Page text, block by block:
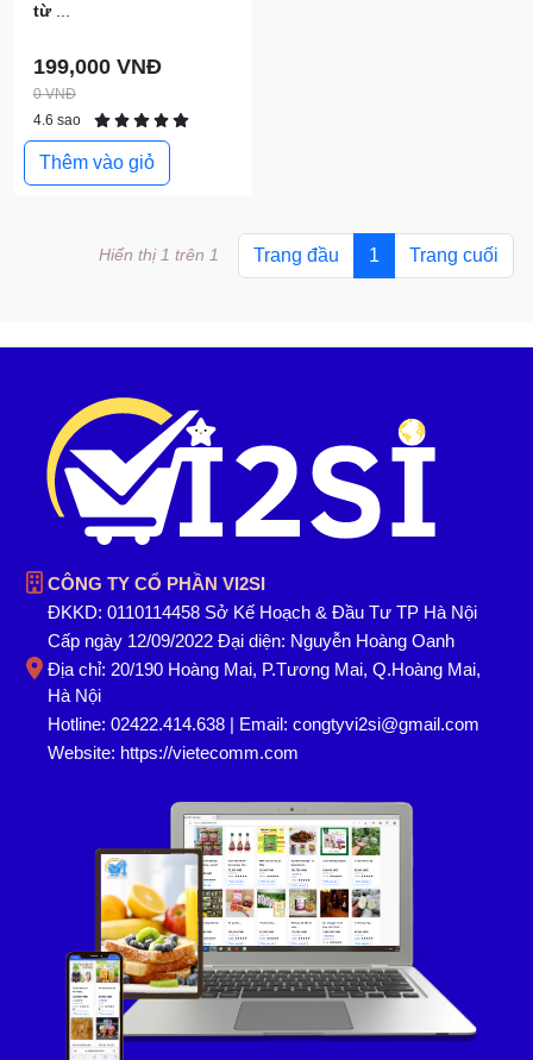
từ
199,000 VNĐ
0 VNĐ
4.6 sao
Thêm vào giỏ
Trang đầu 1 Trang cuối
Hiển thị 1 trên 1
CÔNG TY CỔ PHẦN VI2SI
ĐKKD: 0110114458 Sở Kế Hoạch & Đầu Tư TP Hà Nội
Cấp ngày 12/09/2022 Đại diện: Nguyễn Hoàng Oanh
Địa chỉ: 20/190 Hoàng Mai, P.Tương Mai, Q.Hoàng Mai,
Hà Nội
Hotline: 02422.414.638 | Email: congtyvi2si@gmail.com
Website: https://vietecomm.com